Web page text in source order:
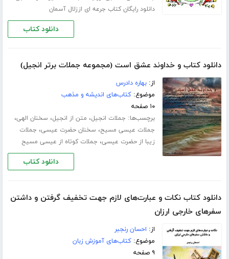
دانلود رایگان کتاب جرعه ای اززلال آسمان
دانلود کتاب
دانلود کتاب و خداوند عشق است (مجموعه جملات برتر انجیل)
از:بهاره دادرس
موضوع:کتاب‌های اندیشه و مذهب
۱۰ صفحه
برچسب‌ها: جملات انجیل، متن از انجیل، سخنان الهی،
جملات عیسی مسیح، سخنان حضرت عیسی، جملات
زیبا از حضرت عیسی، جملات کوتاه از عیسی مسیح
دانلود کتاب
دانلود کتاب نکات و عبارت‌های لازم جهت تخفیف گرفتن و داشتن
سفرهای خارجی ارزان
از: احسان رنجبر
موضوع:کتاب‌های آموزش زبان
۹ صفحه